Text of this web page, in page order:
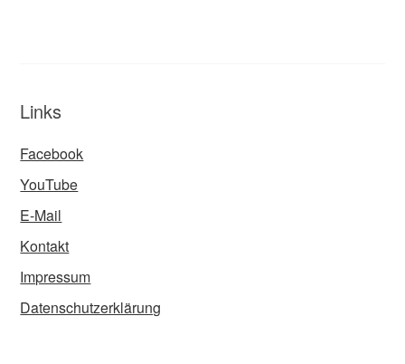
Links
Facebook
YouTube
E-Mail
Kontakt
Impressum
Datenschutzerklärung